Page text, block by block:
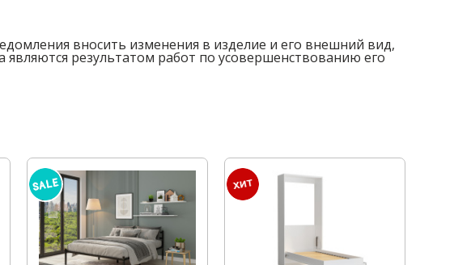
вносить изменения в изделие и его внешний вид,
являются результатом работ по усовершенствованию его